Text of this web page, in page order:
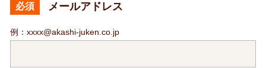
必須 メールアドレス
例：xxxx@akashi-juken.co.jp